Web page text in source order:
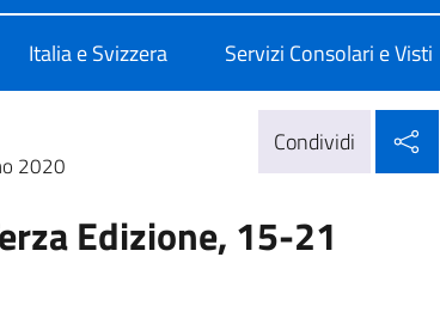
Italia e Svizzera Servizi Consolari e Visti
2020
Condividi
Edizione, 15-21